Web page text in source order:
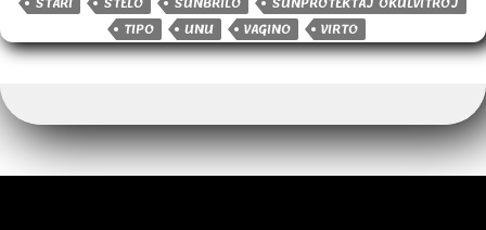
TIPO
UNU VAGINO VIRTO